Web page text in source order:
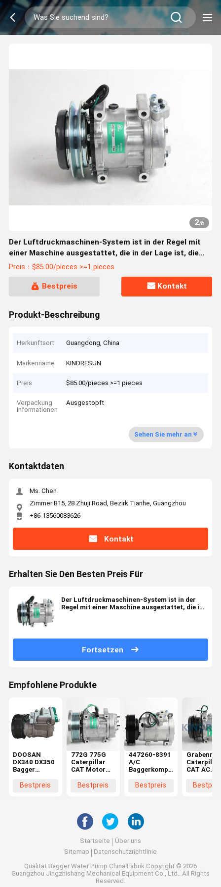
2/6
Der Luftdruckmaschinen-System ist in der Regel mit
einer Maschine ausgestattet, die in der Lage ist, die
Maschine zu bewegen.
Preis：$85.00/pieces >=1 pieces
Bestpreis Kontakt
Produkt-Beschreibung
Herkunftsort Guangdong, China
Markenname KINDRESUN
Preis $85.00/pieces >=1 pieces
Verpackung
Informationen
Ausgestopft
Sehen Sie mehr an
Kontaktdaten
Ms. Chen
Zimmer B15, 28 Zhuji Road, Bezirk Tianhe, Guangzhou
+86-13560083626
Kontakt
Erhalten Sie Den Besten Preis Für
Der Luftdruckmaschinen-System ist in der
Regel mit einer Maschine ausgestattet, die in
Fortsetzen
Empfohlene Produkte
DOOSAN
DX340 DX350
Bagger
Nachschubkompressor
Bestpreis
772G 775G
Caterpillar
CAT Motor
Teile 582-
Bestpreis
447260-8391
A/C
Baggerkompressor
dieBestpreis
Caterpillar
CAT AC
308C 308D
Startseite
Über uns
Sitemap
Datenschutzrichtlinie
Qualität Bagger Water Pump China Fabrik.Copyright © 2026
Guangzhou Jingzhishang Mechanical Equipment Co., Ltd.. All Rights
Reserved.